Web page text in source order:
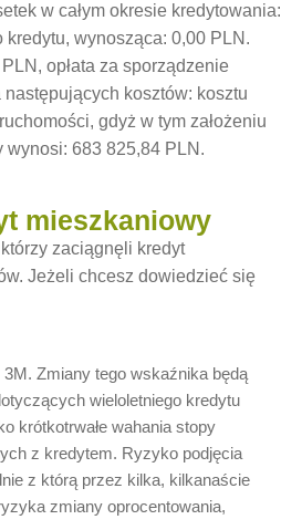
w całym okresie kredytowania:
wynosząca: 0,00 PLN.
opłata za sporządzenie
kosztów: kosztu
gdyż w tym założeniu
wynosi: 683 825,84 PLN.
mieszkaniowy
zaciągnęli kredyt
Jeżeli chcesz dowiedzieć się
Zmiany tego wskaźnika będą
wieloletniego kredytu
krótkotrwałe wahania stopy
z kredytem. Ryzyko podjęcia
z którą przez kilka, kilkanaście
zmiany oprocentowania,